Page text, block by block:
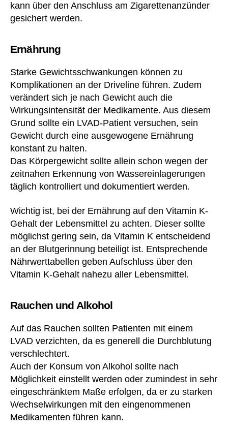
kann über den Anschluss am Zigarettenanzünder
gesichert werden.
Ernährung
Starke Gewichtsschwankungen können zu
Komplikationen an der Driveline führen. Zudem
verändert sich je nach Gewicht auch die
Wirkungsintensität der Medikamente. Aus diesem
Grund sollte ein LVAD-Patient versuchen, sein
Gewicht durch eine ausgewogene Ernährung
konstant zu halten.
Das Körpergewicht sollte allein schon wegen der
zeitnahen Erkennung von Wassereinlagerungen
täglich kontrolliert und dokumentiert werden.
Wichtig ist, bei der Ernährung auf den Vitamin K-
Gehalt der Lebensmittel zu achten. Dieser sollte
möglichst gering sein, da Vitamin K entscheidend
an der Blutgerinnung beteiligt ist. Entsprechende
Nährwerttabellen geben Aufschluss über den
Vitamin K-Gehalt nahezu aller Lebensmittel.
Rauchen und Alkohol
Auf das Rauchen sollten Patienten mit einem
LVAD verzichten, da es generell die Durchblutung
verschlechtert.
Auch der Konsum von Alkohol sollte nach
Möglichkeit einstellt werden oder zumindest in sehr
eingeschränktem Maße erfolgen, da er zu starken
Wechselwirkungen mit den eingenommenen
Medikamenten führen kann.
A
b
b
t,
c
e
n
o
c
m
ol
,
A
m
xi
lli
n,
A